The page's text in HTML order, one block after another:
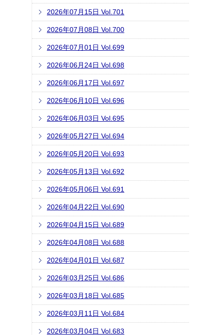
2026年07月15日 Vol.701
2026年07月08日 Vol.700
2026年07月01日 Vol.699
2026年06月24日 Vol.698
2026年06月17日 Vol.697
2026年06月10日 Vol.696
2026年06月03日 Vol.695
2026年05月27日 Vol.694
2026年05月20日 Vol.693
2026年05月13日 Vol.692
2026年05月06日 Vol.691
2026年04月22日 Vol.690
2026年04月15日 Vol.689
2026年04月08日 Vol.688
2026年04月01日 Vol.687
2026年03月25日 Vol.686
2026年03月18日 Vol.685
2026年03月11日 Vol.684
2026年03月04日 Vol.683